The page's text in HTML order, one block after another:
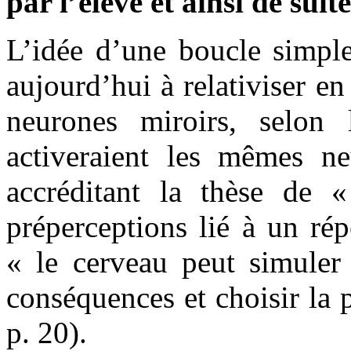
L’idée d’une boucle
aujourd’hui à relativiser
neurones miroirs, selon
activeraient les mêmes
accréditant la thèse de
préperceptions lié à un
« le cerveau peut
conséquences et choisir
p. 20).